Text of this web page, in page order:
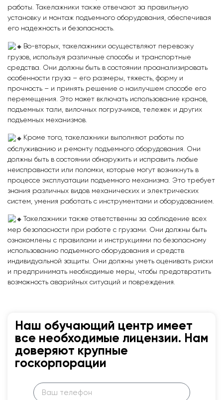
работы. Такелажники также отвечают за правильную
установку и монтаж подъемного оборудования, обеспечивая
его надежность и безопасность.
Во-вторых, такелажники осуществляют перевозку
грузов, используя различные способы и транспортные
средства. Они должны быть в состоянии проанализировать
особенности груза – его размеры, тяжесть, форму и
прочность – и принять решение о наилучшем способе его
перемещения. Это может включать использование кранов,
подъемных тали, вилочных погрузчиков, тележек и других
подъемных механизмов.
Кроме того, такелажники выполняют работы по
обслуживанию и ремонту подъемного оборудования. Они
должны быть в состоянии обнаружить и исправить любые
неисправности или поломки, которые могут возникнуть в
процессе эксплуатации подъемного механизма. Это требует
знания различных видов механических и электрических
систем, умения работать с инструментами и оборудованием.
Такелажники также ответственны за соблюдение всех
мер безопасности при работе с грузами. Они должны быть
ознакомлены с правилами и инструкциями по безопасному
использованию подъемного оборудования и средств
индивидуальной защиты. Они должны уметь оценивать риски
и предпринимать необходимые меры, чтобы предотвратить
возможность аварийных ситуаций и повреждения.
Наш обучающий центр имеет
все необходимые лицензии. Нам
доверяют крупные
госкорпорации